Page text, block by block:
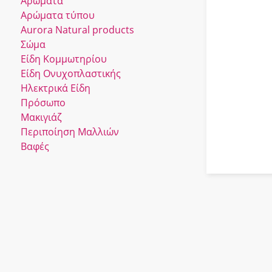
Αρώματα τύπου
Αurora Νatural products
Σώμα
Είδη Κομμωτηρίου
Είδη Ονυχοπλαστικής
Ηλεκτρικά Είδη
Πρόσωπο
Μακιγιάζ
Περιποίηση Μαλλιών
Βαφές